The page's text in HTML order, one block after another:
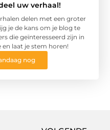
uw verhaal!
delen met een groter
je de kans om je blog te
die geïnteresseerd zijn in
laat je stem horen!
nog